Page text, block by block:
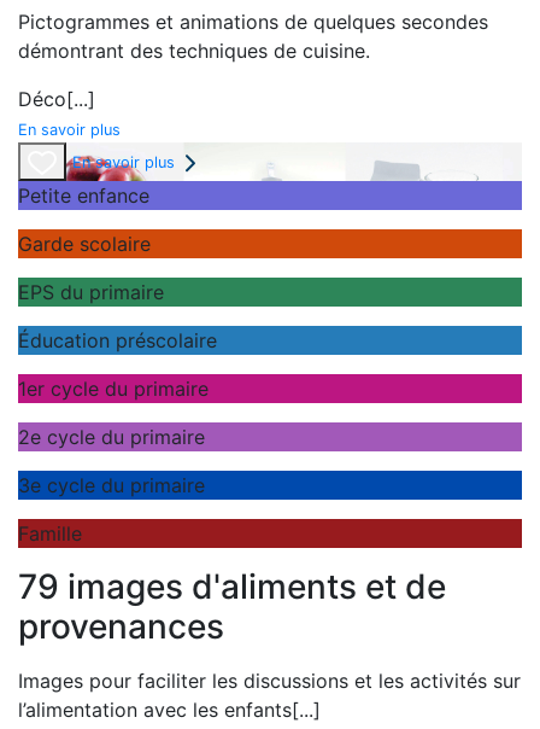
Pictogrammes et animations de quelques secondes
démontrant des techniques de cuisine.
Déco[...]
En savoir plus
En savoir plus
Petite enfance
Garde scolaire
EPS du primaire
Éducation préscolaire
1er cycle du primaire
2e cycle du primaire
3e cycle du primaire
Famille
79 images d'aliments et de
provenances
Images pour faciliter les discussions et les activités sur
l’alimentation avec les enfants[...]